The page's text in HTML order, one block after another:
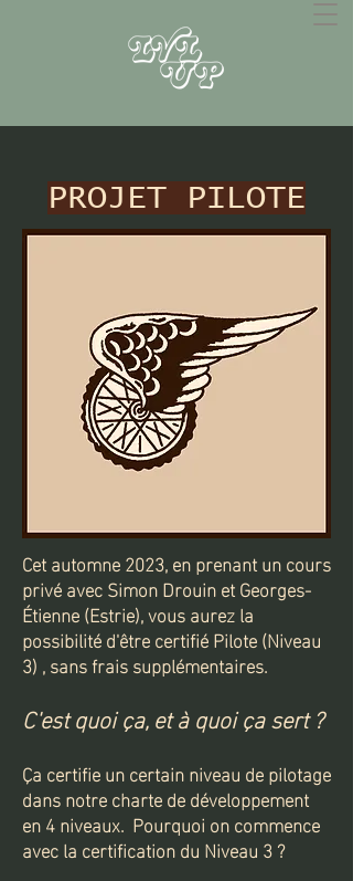
PROJET PILOTE
Cet automne 2023, en prenant un cours
privé avec Simon Drouin et Georges-
Étienne (Estrie), vous aurez la
possibilité d'être certifié Pilote(Niveau
3) , sans frais supplémentaires.
C'est quoi ça, et à quoi ça sert ?
Ça certifie un certain niveau de pilotage
dans notre charte de développement
en 4 niveaux. Pourquoi on commence
avec la certification du Niveau 3 ?